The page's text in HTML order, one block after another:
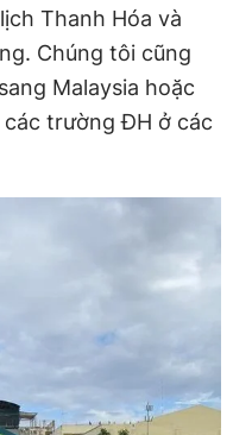
Thanh Hóa và
Chúng tôi cũng
Malaysia hoặc
các trường ĐH ở các